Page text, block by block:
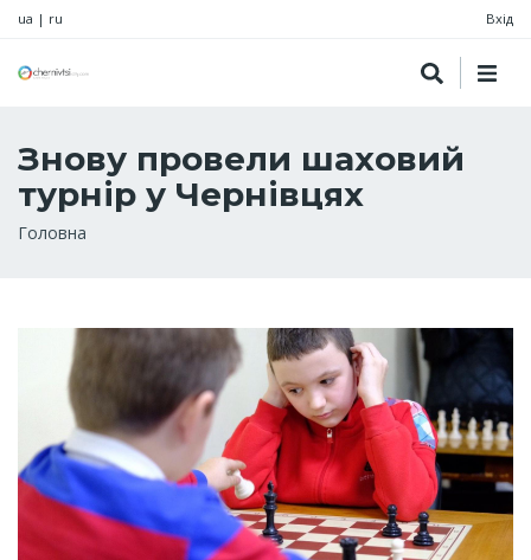
ua | ru Вхід
Знову провели шаховий
турнір у Чернівцях
Рядок
Головна